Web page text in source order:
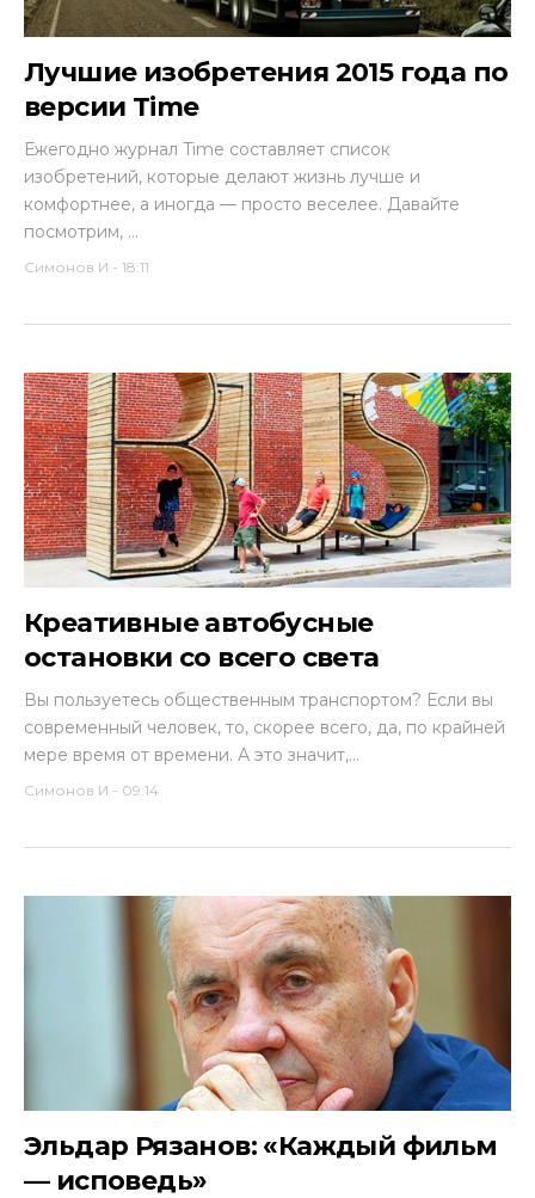
Лучшие изобретения 2015 года по
версии Time
Ежегодно журнал Time составляет список
изобретений, которые делают жизнь лучше и
комфортнее, а иногда — просто веселее. Давайте
посмотрим, ...
Симонов И - 18:11
Креативные автобусные
остановки со всего света
Вы пользуетесь общественным транспортом? Если вы
современный человек, то, скорее всего, да, по крайней
мере время от времени. А это значит,...
Симонов И - 09:14
Эльдар Рязанов: «Каждый фильм
— исповедь»